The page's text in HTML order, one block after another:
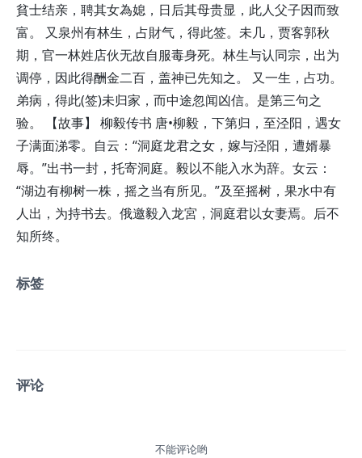
貧士结亲，聘其女為媳，日后其母贵显，此人父子因而致
富。 又泉州有林生，占財气，得此签。未几，贾客郭秋
期，官一林姓店伙无故自服毒身死。林生与认同宗，出为
调停，因此得酬金二百，盖神已先知之。 又一生，占功。
弟病，得此(签)未归家，而中途忽闻凶信。是第三句之
验。 【故事】 柳毅传书 唐•柳毅，下第归，至泾阳，遇女
子满面涕零。自云：“洞庭龙君之女，嫁与泾阳，遭婿暴
辱。”出书一封，托寄洞庭。毅以不能入水为辞。女云：
“湖边有柳树一株，摇之当有所见。”及至摇树，果水中有
人出，为持书去。俄邀毅入龙宮，洞庭君以女妻焉。后不
知所终。
标签
评论
不能评论哟